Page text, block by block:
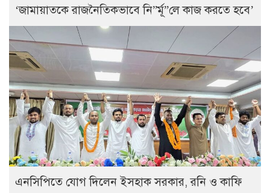
‘জামায়াতকে রাজনৈতিকভাবে নি”র্মূ”লে কাজ করতে হবে’
এনসিপিতে যোগ দিলেন ইসহাক সরকার, রনি ও কাফি